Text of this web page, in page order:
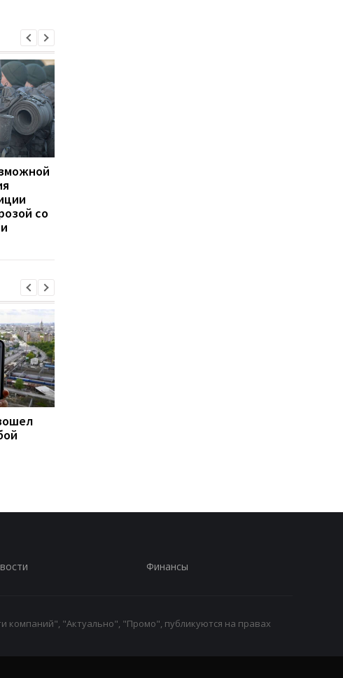
со
Финансы
"Актуально", "Промо", публикуются на правах